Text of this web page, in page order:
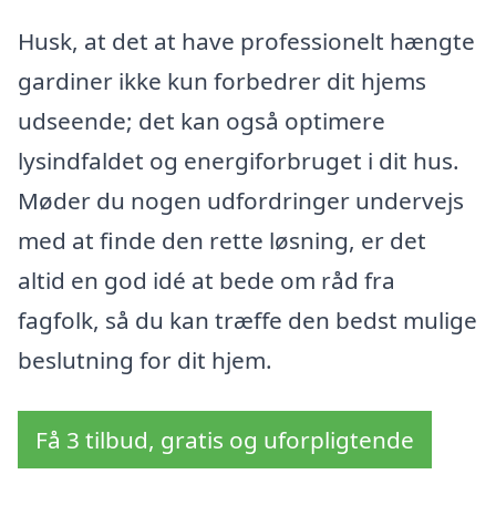
Husk, at det at have professionelt hængte
gardiner ikke kun forbedrer dit hjems
udseende; det kan også optimere
lysindfaldet og energiforbruget i dit hus.
Møder du nogen udfordringer undervejs
med at finde den rette løsning, er det
altid en god idé at bede om råd fra
fagfolk, så du kan træffe den bedst mulige
beslutning for dit hjem.
Få 3 tilbud, gratis og uforpligtende